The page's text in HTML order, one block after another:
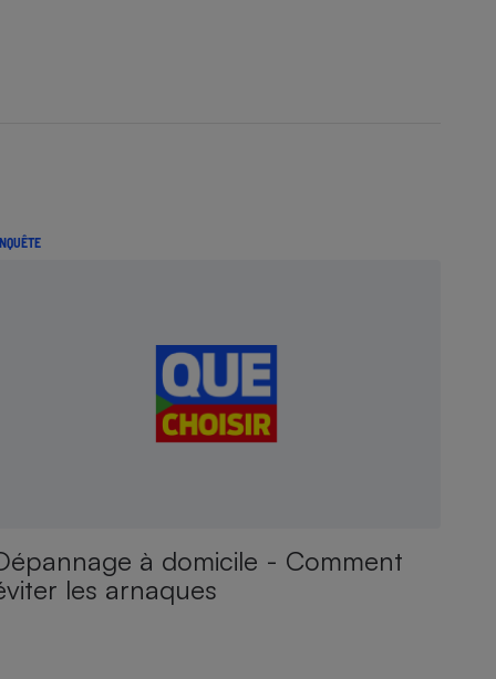
à domicile - Comment
les arnaques